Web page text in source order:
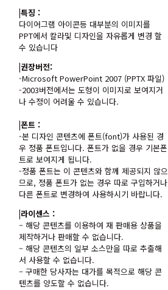
|특징 :
다이어그램 아이콘등 대부분의 이미지를
PPT에서 칼라및 디자인을 자유롭게 변경 할
수 있습니다
|권장버전:
-Microsoft PowerPoint 2007 (PPTX 파일)
-2003버전에서는 도형이 이미지로 보여지거
나 수정이 어려울 수 있습니다.
|폰트 :
-본 디자인 콘텐츠에 폰트(font)가 사용된 경
우 정품 폰트입니다. 폰트가 없을 경우 기본폰
트로 보여지게 됩니다.
-정품 폰트는 이 콘텐츠와 함께 제공되지 않으
므로, 정품 폰트가 없는 경우 따로 구입하거나
다른 폰트로 변경하여 사용하시기 바랍니다.
|라이센스 :
– 해당 콘텐츠를 이용하여 재 판매용 상품을
제작하거나 판매할 수 없습니다.
– 해당 콘텐츠의 일부 소스만을 따로 추출해
서 사용할 수 없습니다.
– 구매한 당사자는 대가를 목적으로 해당 콘
텐츠를 양도할 수 없습니다.